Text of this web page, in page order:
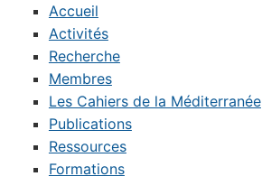
Accueil
Activités
Recherche
Membres
Les Cahiers de la Méditerranée
Publications
Ressources
Formations